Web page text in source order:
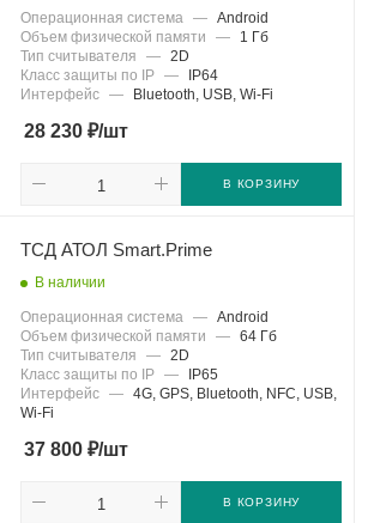
Операционная система — Android
Объем физической памяти
—
1 Гб
Тип считывателя
— 2D
Класс защиты по IP —
IP64
Интерфейс — Bluetooth, USB, Wi-Fi
28 230 ₽/шт
В КОРЗИНУ
ТСД АТОЛ Smart.Prime
В наличии
Операционная система — Android
Объем физической памяти
— 64 Гб
Тип считывателя
— 2D
Класс защиты по IP —
IP65
Интерфейс — 4G, GPS, Bluetooth, NFC, USB,
Wi-Fi
37 800 ₽/шт
В КОРЗИНУ